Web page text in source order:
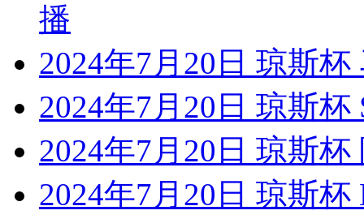
播
2024年7月20日 琼斯
2024年7月20日 琼斯
2024年7月20日 琼斯
2024年7月20日 琼斯